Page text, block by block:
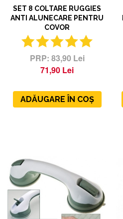
SET 8 COLTARE RUGGIES
ANTI ALUNECARE PENTRU
COVOR
83,90 Lei
71,90 Lei
ADĂUGARE ÎN COȘ